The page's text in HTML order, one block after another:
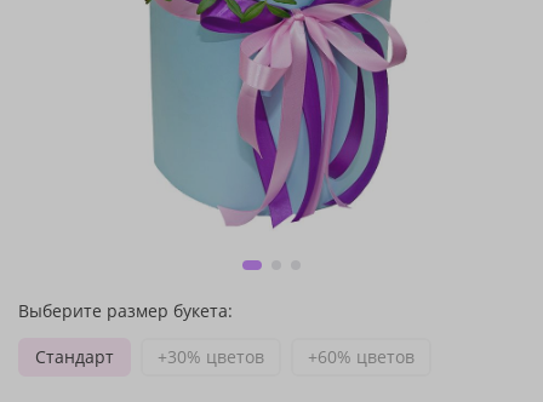
Выберите размер букета:
Стандарт
+30% цветов +60% цветов